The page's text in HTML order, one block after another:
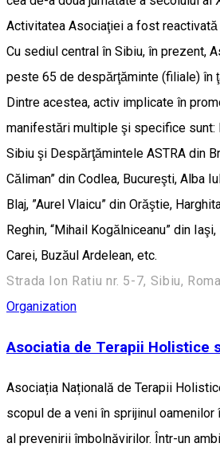
Activitatea Asociaţiei a fost reactivată
Cu sediul central în Sibiu, în prezent,
peste 65 de despărţăminte (filiale) în
Dintre acestea, activ implicate în
manifestări multiple şi specifice sunt:
Sibiu şi Despărţămintele ASTRA din
Căliman” din Codlea, Bucureşti, Alba
Blaj, ”Aurel Vlaicu” din Orăştie,
Reghin, “Mihail Kogălniceanu” din
Carei, Buzăul Ardelean, etc.
Strada Ion Ratiu nr. 5-7, Sibiu,
Organization
Asociatia de Terapii Holistice
Asociația Națională de Terapii
scopul de a veni în sprijinul
al prevenirii îmbolnăvirilor. Într-un